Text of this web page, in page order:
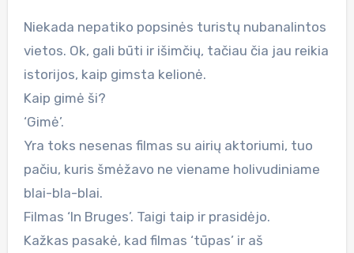
Niekada nepatiko popsinės turistų nubanalintos
vietos. Ok, gali būti ir išimčių, tačiau čia jau reikia
istorijos, kaip gimsta kelionė.
Kaip gimė ši?
‘Gimė’.
Yra toks nesenas filmas su airių aktoriumi, tuo
pačiu, kuris šmėžavo ne viename holivudiniame
blai-bla-blai.
Filmas ‘In Bruges’. Taigi taip ir prasidėjo.
Kažkas pasakė, kad filmas ‘tūpas’ ir aš